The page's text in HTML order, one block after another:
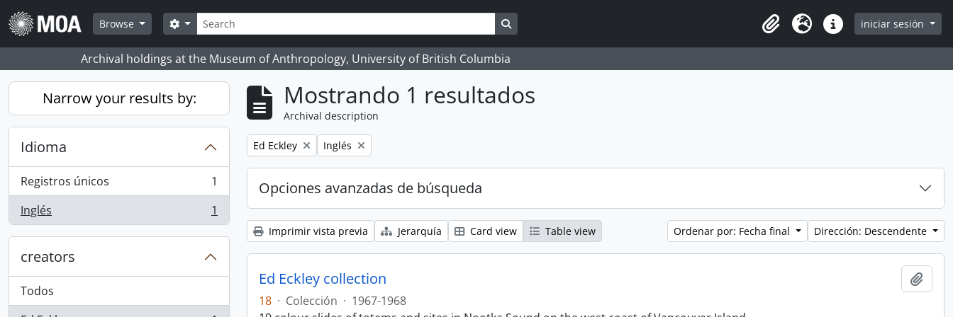
Skip to main content
Browse
Búsqueda
Search options Search in browse page
Clipboard
Idioma Enlaces rápidos
iniciar sesión
Archival holdings at the Museum of Anthropology, University of British Columbia
Narrow your results by:
Idioma
Registros únicos
, 1 resultados
1
Inglés
, 1 resultados 1
creators
Todos
Mostrando 1 resultados
Archival description
Remove filter:
Ed Eckley Remove filter:
Inglés
Opciones avanzadas de búsqueda
Imprimir vista previa Jerarquía Card view Table view Ordenar por: Fecha final Dirección: Descendente
Ed Eckley collection
18 · Colección · 1967-1968